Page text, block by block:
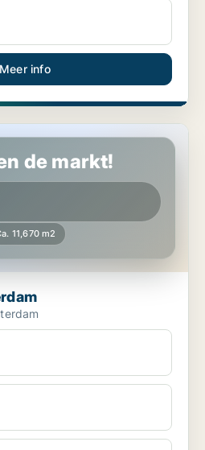
Meer info
de markt!
11,670 m2